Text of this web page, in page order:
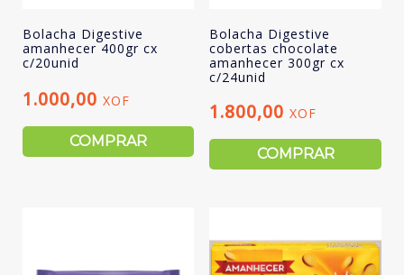
Bolacha Digestive
amanhecer 400gr cx
c/20unid
1.000,00 XOF
COMPRAR
Bolacha Digestive
cobertas chocolate
amanhecer 300gr cx
c/24unid
1.800,00XOF
COMPRAR